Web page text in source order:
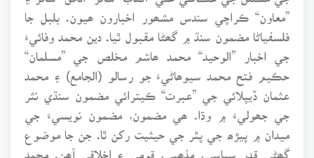
”معاون“ ڪراچي سندس مشھور اخبارون ھيون. بلبل جا
فلسفياڻا مضمون سنڌ ۾ گھڻا مقبول ٿيا. دين محمد وفائيءَ
جي اخبار ”الوحيد“ محمد ھاشم مخلص جي ”مسلمان“
حڪيم فتح محمد سيوھاڻيءَ جو رسالو (الجامع) ۽ محمد
عثمان ڏيپلائي جي ”عبرت“ ڪيترائي مضمون سنڌي نثر
جي جھوليءَ ۾ وڌا. ھي مضمون، مضمون نويسيءَ جي
ميدان ۾ پيڙھ جي پٿر جي حيثيت رکن ٿا. جن جا موضوع
گھڻي قدر سياسي، مذھبي، قومي ۽ اخلاقي آھن. محمد